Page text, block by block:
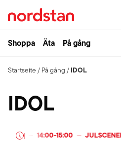
Shoppa Äta På gång
Startseite / På gång / IDOL
IDOL
|
2025 — 14:00-15:00 — JULSCENEN